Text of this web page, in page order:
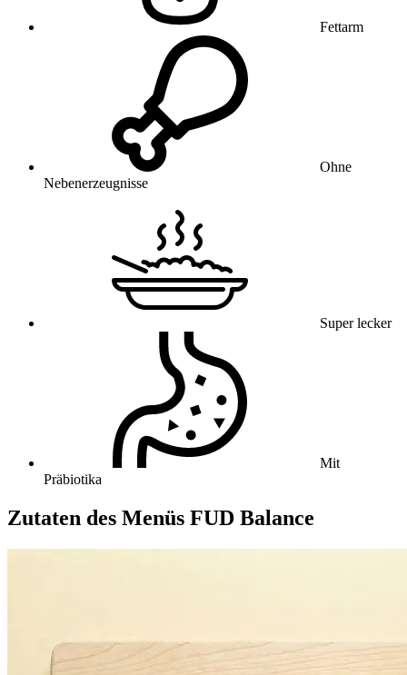
Fettarm
Ohne
Nebenerzeugnisse
Super lecker
Mit
Präbiotika
Zutaten des Menüs FUD Balance